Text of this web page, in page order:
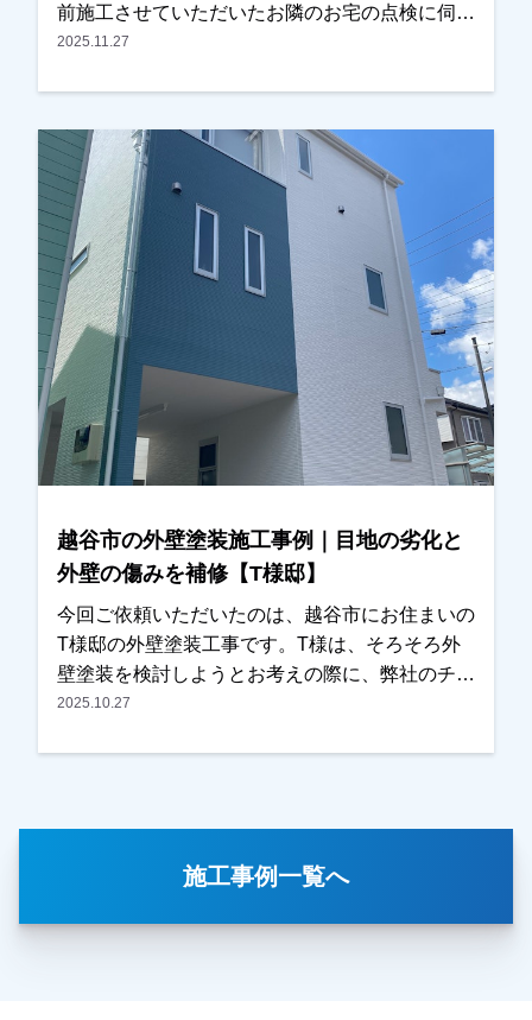
前施工させていただいたお隣のお宅の点検に伺っ
た際、Y様邸の屋根の状態が気になったため、お
いる部分が見られたため、写真を撮影し実際の状
態をご確認いただきました。また外壁について
も、・外壁の汚れ・クラック（ひび割れ）が見ら
れ、これまで一度も塗装をされていないとのこと
でしたので、外壁塗装と屋根塗装をご提案させて
いただきました。今回が初めての塗装工事とのこ
とで、工事内容や費用、塗料の種類などについて
ご不安な点も多かったため、ご質問をひとつひと
つお伺いしながら丁寧にご説明させていただきま
した。その後、施工内容と金額についてもご納得
いただき、外壁塗装と屋根塗装工事をお任せいた
だくことになりました。また塗装工事とあわせ
て、ベランダ屋根の撤去についてのご相談もいた
た。施工後は「とてもきれいに仕上がりました」
とのお言葉をいただき、ご満足いただけたようで
私たちも大変嬉しく思っております。この度は大
切なお住まいの外壁塗装・屋根塗装工事をお任せ
いただき、誠にありがとうございました。
2025.11.27
越谷市の外壁塗装施工事例｜目地の劣化と
外壁の傷みを補修【T様邸】
今回ご依頼いただいたのは、越谷市にお住まいの
T様邸の外壁塗装工事です。T様は、そろそろ外
壁塗装を検討しようとお考えの際に、弊社のチラ
シをご覧いただき、口コミなども確認されたうえ
レーションなども含めて、外壁塗装の施工内容を
2025.10.27
施工事例一覧へ